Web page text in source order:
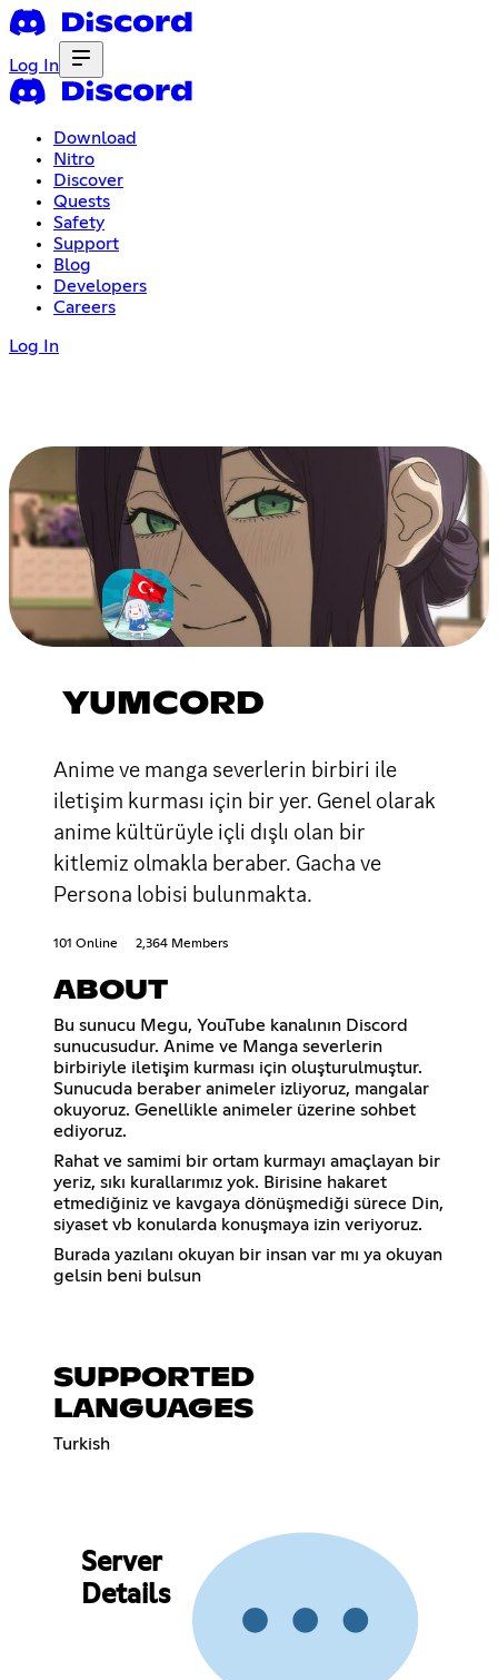
Log In
Download
Nitro
Discover
Quests
Safety
Support
Blog
Developers
Careers
Log In
YUMCORD
Anime ve manga severlerin birbiri ile
iletişim kurması için bir yer. Genel olarak
anime kültürüyle içli dışlı olan bir
kitlemiz olmakla beraber. Gacha ve
Persona lobisi bulunmakta.
101 Online 2,364 Members
ABOUT
Bu sunucu Megu, YouTube kanalının Discord
sunucusudur. Anime ve Manga severlerin
birbiriyle iletişim kurması için oluşturulmuştur.
Sunucuda beraber animeler izliyoruz, mangalar
okuyoruz. Genellikle animeler üzerine sohbet
ediyoruz.
Rahat ve samimi bir ortam kurmayı amaçlayan bir
yeriz, sıkı kurallarımız yok. Birisine hakaret
etmediğiniz ve kavgaya dönüşmediği sürece Din,
siyaset vb konularda konuşmaya izin veriyoruz.
Burada yazılanı okuyan bir insan var mı ya okuyan
gelsin beni bulsun
SUPPORTED
LANGUAGES
Turkish
Server
Details